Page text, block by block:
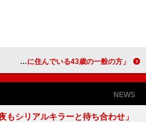
友近、結婚前提のお相手とは遠距離恋愛 「関西に住んでいる43歳の一般の方」
NEWS
夜もシリアルキラーと待ち合わせ」